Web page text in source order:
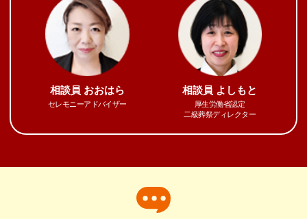
相談員 おおはら
セレモニーアドバイザー
相談員 よしもと
厚生労働省認定
二級葬祭ディレクター